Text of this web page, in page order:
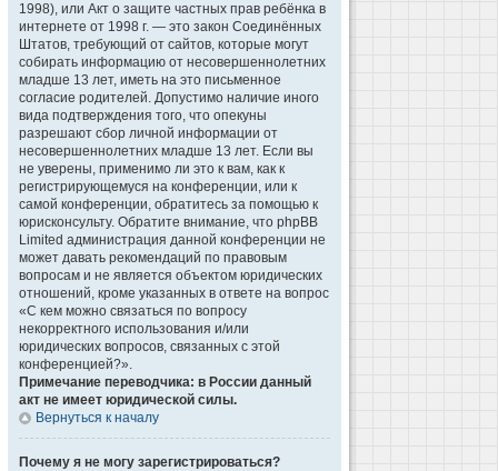
1998), или Акт о защите частных прав ребёнка в
интернете от 1998 г. — это закон Соединённых
Штатов, требующий от сайтов, которые могут
собирать информацию от несовершеннолетних
младше 13 лет, иметь на это письменное
согласие родителей. Допустимо наличие иного
вида подтверждения того, что опекуны
разрешают сбор личной информации от
несовершеннолетних младше 13 лет. Если вы
не уверены, применимо ли это к вам, как к
регистрирующемуся на конференции, или к
самой конференции, обратитесь за помощью к
юрисконсульту. Обратите внимание, что phpBB
Limited администрация данной конференции не
может давать рекомендаций по правовым
вопросам и не является объектом юридических
отношений, кроме указанных в ответе на вопрос
«С кем можно связаться по вопросу
некорректного использования и/или
юридических вопросов, связанных с этой
конференцией?».
Примечание переводчика: в России данный
акт не имеет юридической силы.
Вернуться к началу
Почему я не могу зарегистрироваться?